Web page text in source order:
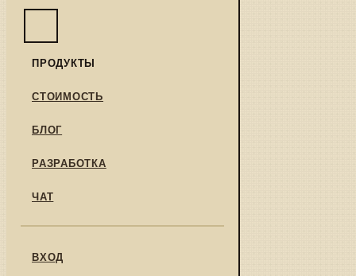
ПРОДУКТЫ
СТОИМОСТЬ
БЛОГ
РАЗРАБОТКА
ЧАТ
ВХОД